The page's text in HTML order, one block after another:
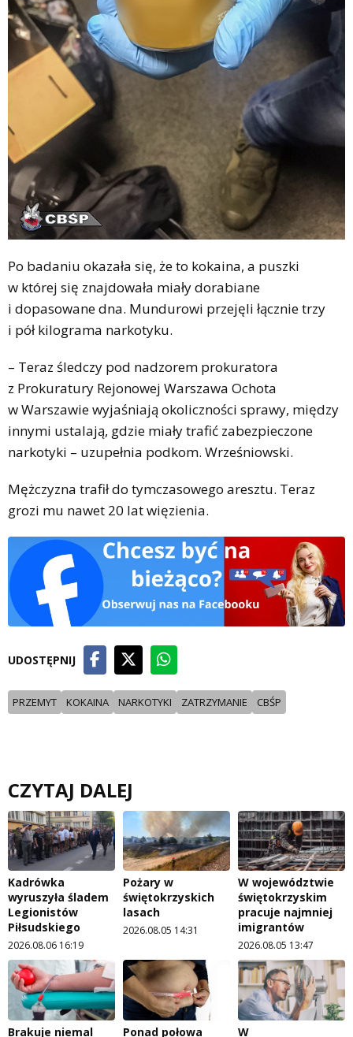
Po badaniu okazała się, że to kokaina, a puszki
w której się znajdowała miały dorabiane
i dopasowane dna. Mundurowi przejęli łącznie trzy
i pół kilograma narkotyku.
– Teraz śledczy pod nadzorem prokuratora
z Prokuratury Rejonowej Warszawa Ochota
w Warszawie wyjaśniają okoliczności sprawy, między
innymi ustalają, gdzie miały trafić zabezpieczone
narkotyki – uzupełnia podkom. Wrześniowski.
Mężczyzna trafił do tymczasowego aresztu. Teraz
grozi mu nawet 20 lat więzienia.
UDOSTĘPNIJ
PRZEMYT KOKAINA NARKOTYKI ZATRZYMANIE CBŚP
CZYTAJ DALEJ
Kadrówka
wyruszyła śladem
Legionistów
Piłsudskiego
2026.08.06 16:19
Pożary w
świętokrzyskich
lasach
2026.08.05 14:31
W województwie
świętokrzyskim
pracuje najmniej
imigrantów
2026.08.05 13:47
Brakuje niemal Ponad połowa W